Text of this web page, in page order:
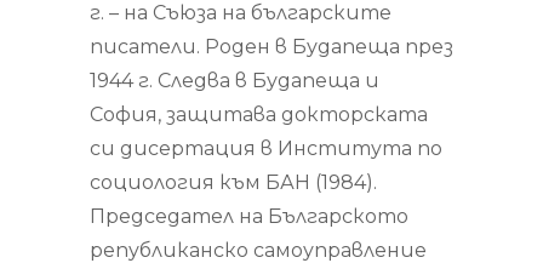
г. – на Съюза на българските
писатели. Роден в Будапеща през
1944 г. Следва в Будапеща и
София, защитава докторската
си дисертация в Института по
социология към БАН (1984).
Председател на Българското
републиканско самоуправление